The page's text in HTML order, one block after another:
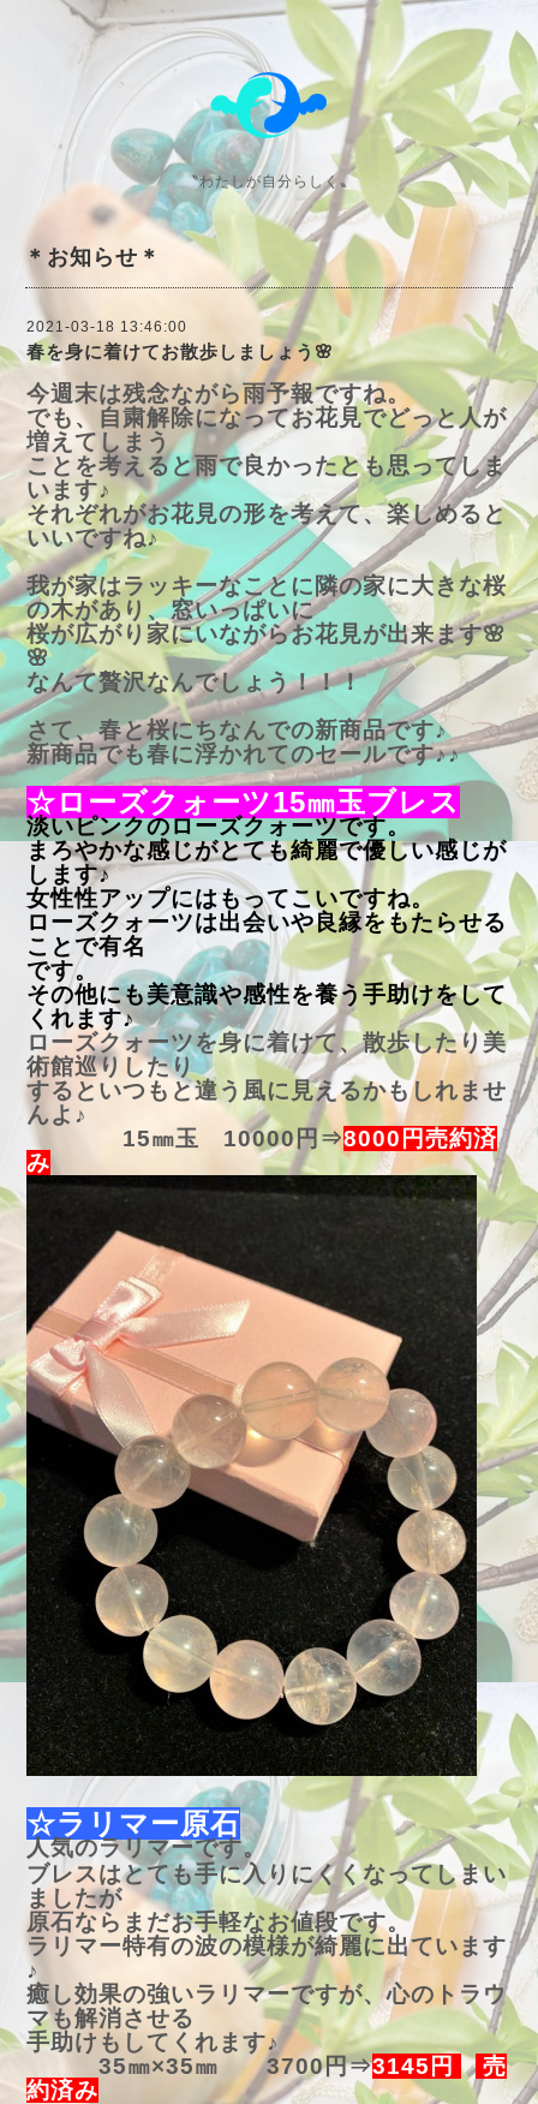
〝わたしが自分らしく〟
＊お知らせ＊
2021-03-18 13:46:00
春を身に着けてお散歩しましょう🌸
今週末は残念ながら雨予報ですね。
でも、自粛解除になってお花見でどっと人が
増えてしまう
ことを考えると雨で良かったとも思ってしま
います♪
それぞれがお花見の形を考えて、楽しめると
いいですね♪
我が家はラッキーなことに隣の家に大きな桜
の木があり、窓いっぱいに
桜が広がり家にいながらお花見が出来ます🌸
🌸
なんて贅沢なんでしょう！！！
さて、春と桜にちなんでの新商品です♪
新商品でも春に浮かれてのセールです♪♪
☆ローズクォーツ15㎜玉ブレス
淡いピンクのローズクォーツです。
まろやかな感じがとても綺麗で優しい感じが
します♪
女性性アップにはもってこいですね。
ローズクォーツは出会いや良縁をもたらせる
ことで有名
です。
その他にも美意識や感性を養う手助けをして
くれます♪
ローズクォーツを身に着けて、散歩したり美
術館巡りしたり
するといつもと違う風に見えるかもしれませ
んよ♪
15㎜玉 10000円⇒8000円売約済
み
☆ラリマー原石
人気のラリマーです。
ブレスはとても手に入りにくくなってしまい
ましたが
原石ならまだお手軽なお値段です。
ラリマー特有の波の模様が綺麗に出ています
♪
癒し効果の強いラリマーですが、心のトラウ
マも解消させる
手助けもしてくれます♪
35㎜×35㎜ 3700円⇒3145円
売
約済み